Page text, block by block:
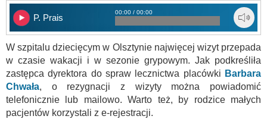
P. Prais
00:00 / 00:00
W szpitalu dziecięcym w Olsztynie najwięcej wizyt przepada
w czasie wakacji i w sezonie grypowym. Jak podkreśliła
zastępca dyrektora do spraw lecznictwa placówki Barbara
Chwała, o rezygnacji z wizyty można powiadomić
telefonicznie lub mailowo. Warto też, by rodzice małych
pacjentów korzystali z e-rejestracji.